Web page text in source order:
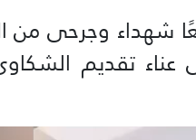
شهداء وجرحى من
تقديم